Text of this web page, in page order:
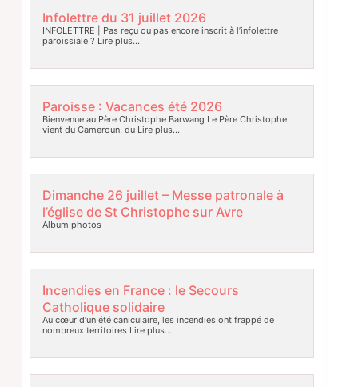
Infolettre du 31 juillet 2026
INFOLETTRE | Pas reçu ou pas encore inscrit à l’infolettre
paroissiale ? Lire plus…
Paroisse : Vacances été 2026
Bienvenue au Père Christophe Barwang Le Père Christophe
vient du Cameroun, duLire plus…
Dimanche 26 juillet – Messe patronale à
l’église de St Christophe sur Avre
Album photos
Incendies en France : le Secours
Catholique solidaire
Au cœur d’un été caniculaire, les incendies ont frappé de
nombreux territoires Lire plus…